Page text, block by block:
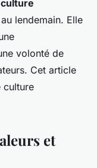
culture
lendemain. Elle
volonté de
Cet article
culture
et